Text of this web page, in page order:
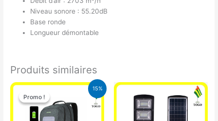
Niveau sonore : 55.20dB
Base ronde
Longueur démontable
Produits similaires
15%
Promo !
Promo !
Le
initial
était :
29.500 CFA.
Le
prix
actuel